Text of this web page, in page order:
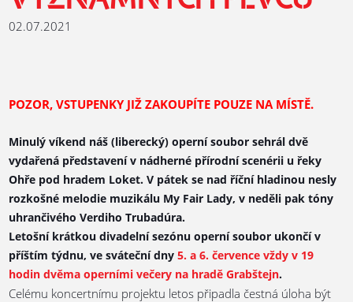
02.07.2021
POZOR, VSTUPENKY JIŽ ZAKOUPÍTE POUZE NA MÍSTĚ.
Minulý víkend náš (liberecký) operní soubor sehrál dvě
vydařená představení v nádherné přírodní scenérii u řeky
Ohře pod hradem Loket. V pátek se nad říční hladinou nesly
rozkošné melodie muzikálu My Fair Lady, v neděli pak tóny
uhrančivého Verdiho Trubadúra.
Letošní krátkou divadelní sezónu operní soubor ukončí v
příštím týdnu, ve sváteční dny5. a 6. července vždy v 19
hodin dvěma operními večery na hradě Grabštejn.
Celému koncertnímu projektu letos připadla čestná úloha být